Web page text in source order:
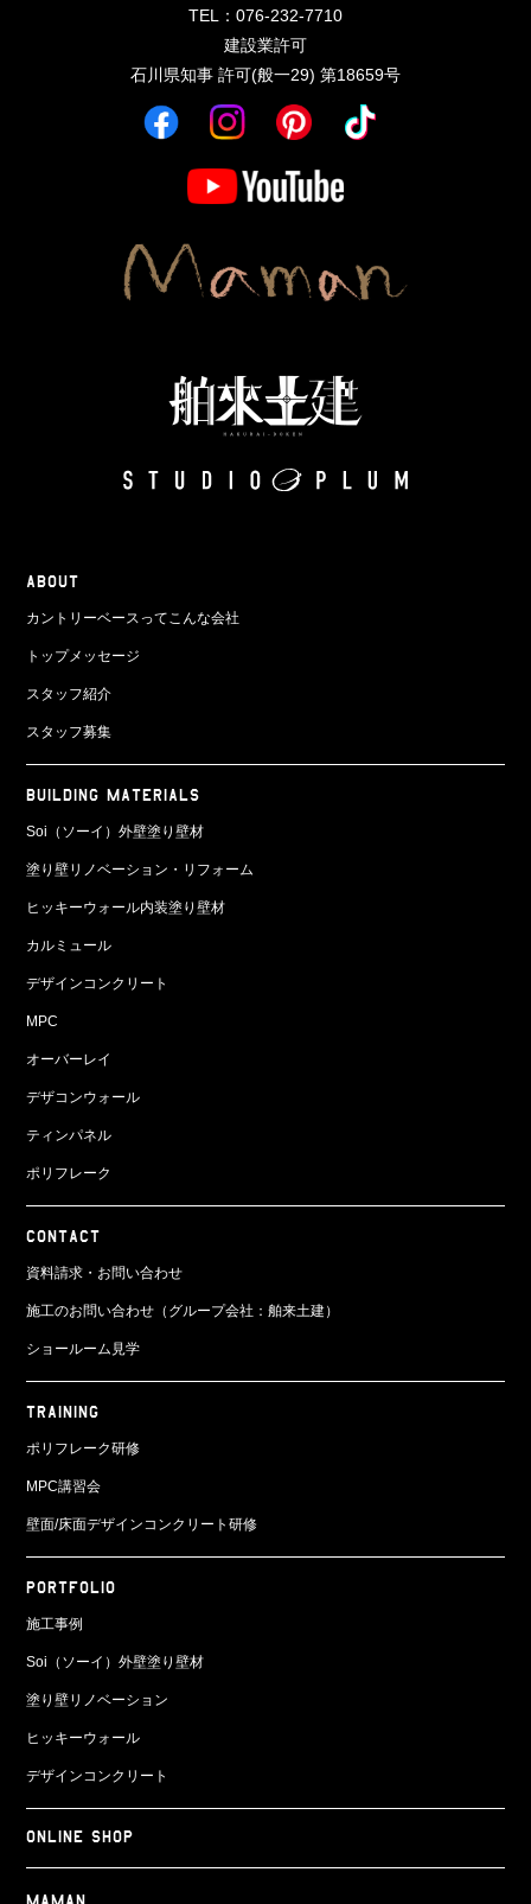
TEL：076-232-7710
建設業許可
石川県知事 許可(般一29) 第18659号
ABOUT
カントリーベースってこんな会社
トップメッセージ
スタッフ紹介
スタッフ募集
BUILDING MATERIALS
Soi（ソーイ）外壁塗り壁材
塗り壁リノベーション・リフォーム
ヒッキーウォール内装塗り壁材
カルミュール
デザインコンクリート
MPC
オーバーレイ
デザコンウォール
ティンパネル
ポリフレーク
CONTACT
資料請求・お問い合わせ
施工のお問い合わせ（グループ会社：舶来土建）
ショールーム見学
TRAINING
ポリフレーク研修
MPC講習会
壁面/床面デザインコンクリート研修
PORTFOLIO
施工事例
Soi（ソーイ）外壁塗り壁材
塗り壁リノベーション
ヒッキーウォール
デザインコンクリート
ONLINE SHOP
Maman